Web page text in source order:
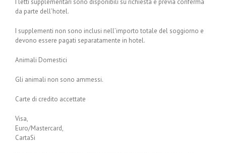
da parte dell’hotel.
I supplementi non sono inclusi nell’importo totale del soggiorno e
devono essere pagati separatamente in hotel.
Animali Domestici
Gli animali non sono ammessi.
Carte di credito accettate
Visa,
Euro/Mastercard,
CartaSi